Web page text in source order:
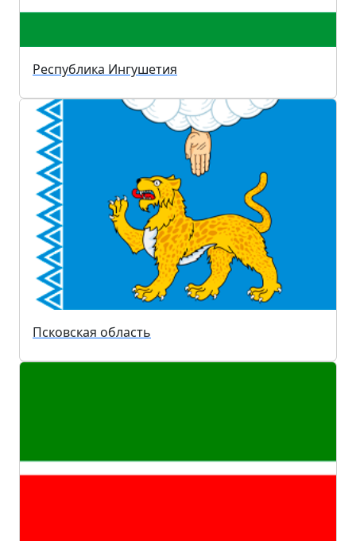
Республика Ингушетия
Псковская область